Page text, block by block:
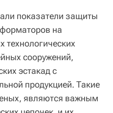
показатели защиты
на
технологических
сооружений,
эстакад с
продукцией. Такие
являются важным